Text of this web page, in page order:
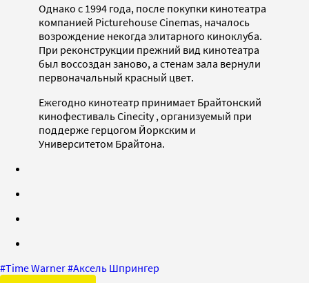
Однако с 1994 года, после покупки кинотеатра
компанией Picturehouse Cinemas, началось
возрождение некогда элитарного киноклуба.
При реконструкции прежний вид кинотеатра
был воссоздан заново, а стенам зала вернули
первоначальный красный цвет.
Ежегодно кинотеатр принимает Брайтонский
кинофестиваль Cinecity , организуемый при
поддерже герцогом Йоркским и
Университетом Брайтона.
#Time Warner#Аксель Шпрингер